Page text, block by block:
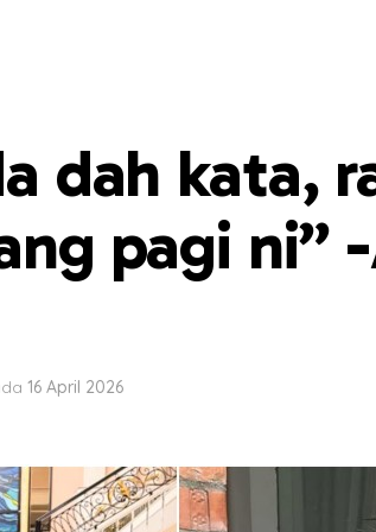
dah kata,
pagi ni”
16 April 2026